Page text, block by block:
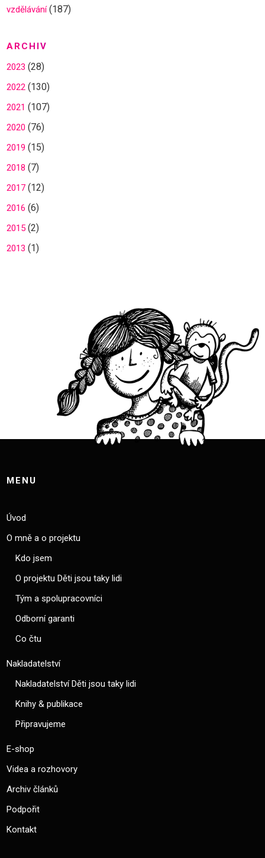
vzdělávání(187)
ARCHIV
2023 (28)
2022 (130)
2021 (107)
2020 (76)
2019 (15)
2018 (7)
2017(12)
2016 (6)
2015(2)
2013 (1)
MENU
Úvod
O mně a o projektu
Kdo jsem
O projektu Děti jsou taky lidi
Tým a spolupracovníci
Odborní garanti
Co čtu
Nakladatelství
Nakladatelství Děti jsou taky lidi
Knihy & publikace
Připravujeme
E-shop
Videa a rozhovory
Archiv článků
Podpořit
Kontakt